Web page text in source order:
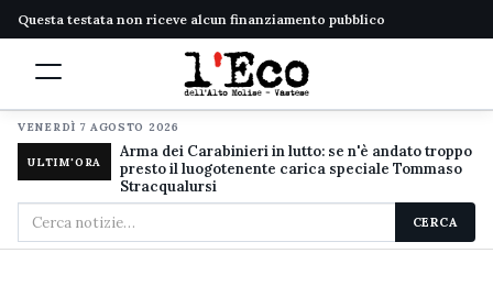
Questa testata non riceve alcun finanziamento pubblico
VENERDÌ 7 AGOSTO 2026
ULTIM'ORA
Arma dei Carabinieri in lutto: se n'è andato troppo
presto il luogotenente carica speciale Tommaso
Stracqualursi
Cerca
nel
CERCA